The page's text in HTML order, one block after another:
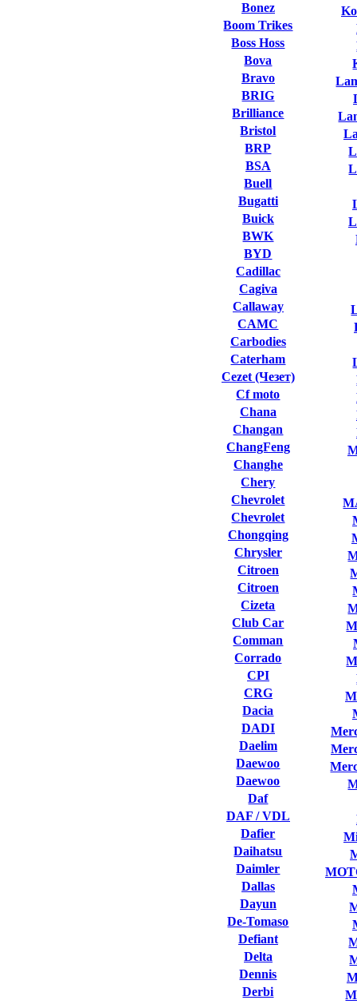
Bonez
Boom Trikes
Boss Hoss
Bova
Bravo
BRIG
Brilliance
Bristol
BRP
BSA
Buell
Bugatti
Buick
BWK
BYD
Cadillac
Cagiva
Callaway
CAMC
Carbodies
Caterham
Cezet (Чезет)
Cf moto
Chana
Changan
ChangFeng
Changhe
Chery
Chevrolet
Chevrolet
Chongqing
Chrysler
Citroen
Citroen
Cizeta
Club Сar
Comman
Corrado
CPI
CRG
Dacia
DADI
Daelim
Daewoo
Daewoo
Daf
DAF / VDL
Dafier
Daihatsu
Daimler
Dallas
Dayun
De-Tomaso
Defiant
Delta
Dennis
Derbi